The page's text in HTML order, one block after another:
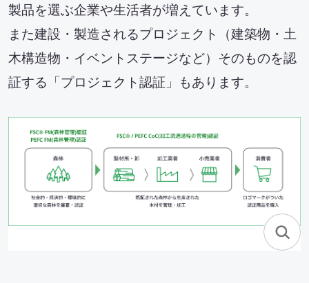
製品を選ぶ企業や生活者が増えています。
また建設・製造されるプロジェクト（建築物・土
木構造物・イベントステージなど）そのものを認
証する「プロジェクト認証」もあります。